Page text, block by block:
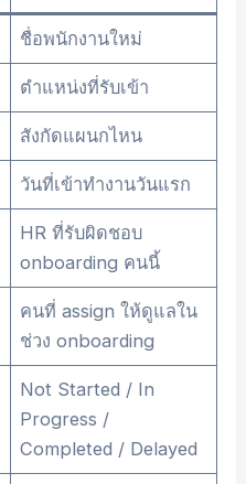
ชื่อพนักงานใหม่
ตำแหน่งที่รับเข้า
สังกัดแผนกไหน
วันที่เข้าทำงานวันแรก
HR ที่รับผิดชอบ
onboarding คนนี้
คนที่ assign ให้ดูแลใน
ช่วง onboarding
Not Started / In
Progress /
Completed / Delayed